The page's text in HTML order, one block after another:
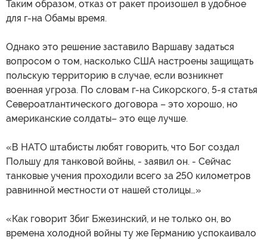
Таким образом, отказ от ракет произошел в удобное
для г-на Обамы время.
Однако это решение заставило Варшаву задаться
вопросом о том, насколько США настроены защищать
польскую территорию в случае, если возникнет
военная угроза. По словам г-на Сикорского, 5-я статья
Североатлантического договора – это хорошо, но
американские солдаты– это еще лучше.
«В НАТО штабисты любят говорить, что Бог создал
Польшу для танковой войны, - заявил он. - Сейчас
танковые учения проходили всего за 250 километров
равнинной местности от нашей столицы…»
«Как говорит Збиг Бжезинский, и не только он, во
времена холодной войны ту же Германию успокаивало